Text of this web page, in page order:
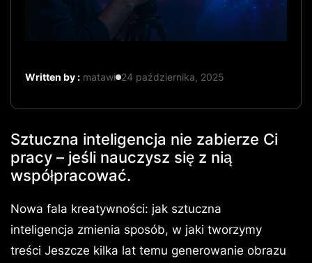
Written by : matawi 24 października, 2025
Sztuczna inteligencja nie zabierze Ci
pracy – jeśli nauczysz się z nią
współpracować.
Nowa fala kreatywności: jak sztuczna
inteligencja zmienia sposób, w jaki tworzymy
treści Jeszcze kilka lat temu generowanie obrazu